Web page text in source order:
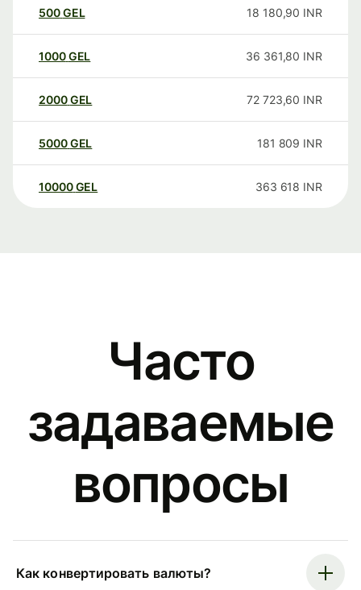
500GEL 18 180,90 INR
1000GEL 36 361,80 INR
2000GEL 72 723,60 INR
5000GEL 181 809 INR
10000 GEL 363 618 INR
Часто
задаваемые
вопросы
Как конвертировать валюты?